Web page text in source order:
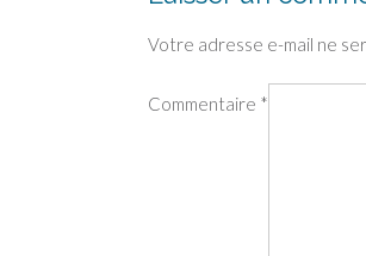
Votre adresse e-mail ne
Commentaire *